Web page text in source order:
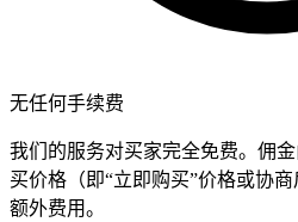
无任何手续费
我们的服务对买家完全免费。佣
买价格（即“立即购买”价格或协
额外费用。